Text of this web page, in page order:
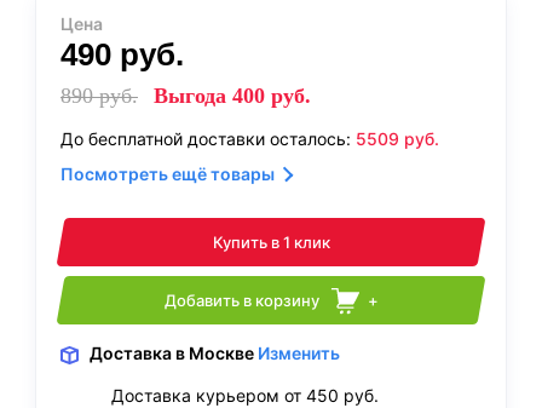
Цена
490 руб.
890руб. Выгода 400 руб.
До бесплатной доставки осталось: 5509 руб.
Посмотреть ещё товары
Купить в 1 клик
Добавить в корзину +
Доставка в Москве Изменить
Доставка курьером от 450 руб.